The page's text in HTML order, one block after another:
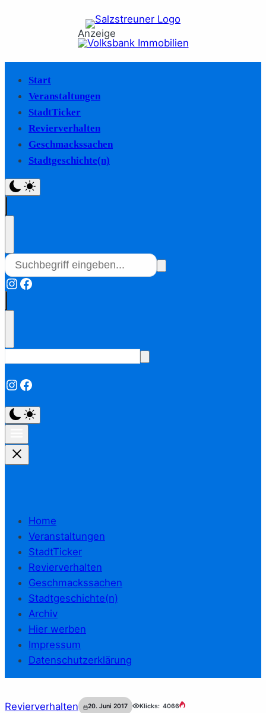
Anzeige
Start
Veranstaltungen
StadtTicker
Revierverhalten
Geschmackssachen
Stadtgeschichte(n)
Instagram
Facebook
Instagram
Facebook
Home
Veranstaltungen
StadtTicker
Revierverhalten
Geschmackssachen
Stadtgeschichte(n)
Archiv
Hier werben
Impressum
Datenschutzerklärung
Revierverhalten 20. Juni 2017 Klicks: 4066